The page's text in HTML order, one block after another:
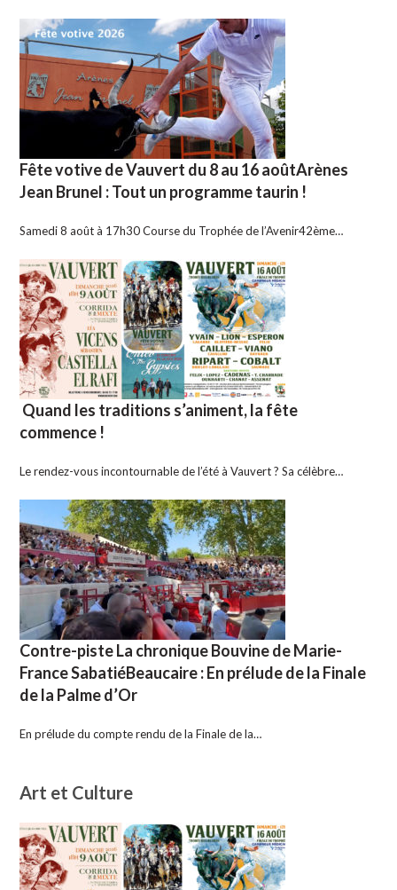
Fête votive de Vauvert du 8 au 16 aoûtArènes
Jean Brunel : Tout un programme taurin !
Samedi 8 août à 17h30 Course du Trophée de l’Avenir42ème…
Quand les traditions s’animent, la fête
commence !
Le rendez-vous incontournable de l’été à Vauvert ? Sa célèbre…
Contre-piste La chronique Bouvine de Marie-
France SabatiéBeaucaire : En prélude de la Finale
de la Palme d’Or
En prélude du compte rendu de la Finale de la…
Art et Culture